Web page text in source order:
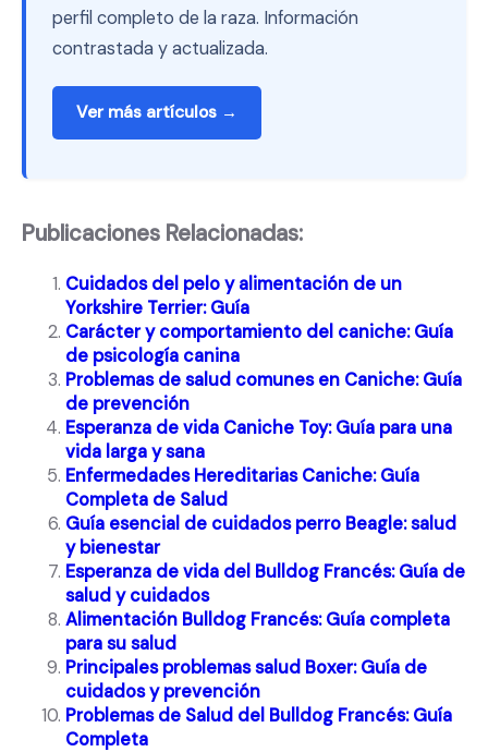
perfil completo de la raza. Información
contrastada y actualizada.
Ver más artículos →
Publicaciones Relacionadas:
Cuidados del pelo y alimentación de un
Yorkshire Terrier: Guía
Carácter y comportamiento del caniche: Guía
de psicología canina
Problemas de salud comunes en Caniche: Guía
de prevención
Esperanza de vida Caniche Toy: Guía para una
vida larga y sana
Enfermedades Hereditarias Caniche: Guía
Completa de Salud
Guía esencial de cuidados perro Beagle: salud
y bienestar
Esperanza de vida del Bulldog Francés: Guía de
salud y cuidados
Alimentación Bulldog Francés: Guía completa
para su salud
Principales problemas salud Boxer: Guía de
cuidados y prevención
Problemas de Salud del Bulldog Francés: Guía
Completa